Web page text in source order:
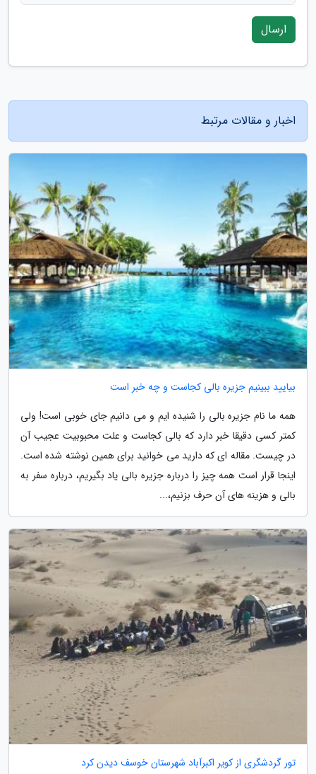
ارسال
اخبار و مقالات مرتبط
بیایید ببینیم جزیره بالی کجاست و چه خبر است
همه ما نام جزیره بالی را شنیده ایم و می دانیم جای خوبی است! ولی
کمتر کسی دقیقا خبر دارد که بالی کجاست و علت محبوبیت عجیب آن
در چیست. مقاله ای که دارید می خوانید برای همین نوشته شده است.
اینجا قرار است همه چیز را درباره جزیره بالی یاد بگیریم، درباره سفر به
بالی و هزینه های آن حرف بزنیم،...
تور گردشگری از کویر اکبرآباد شهرستان خوسف دیدن کرد